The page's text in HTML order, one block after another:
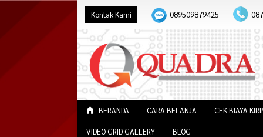
Kontak Kami 089509879425
BERANDA CARA BELANJA CEK BIAYA
VIDEO GRID GALLERY BLOG